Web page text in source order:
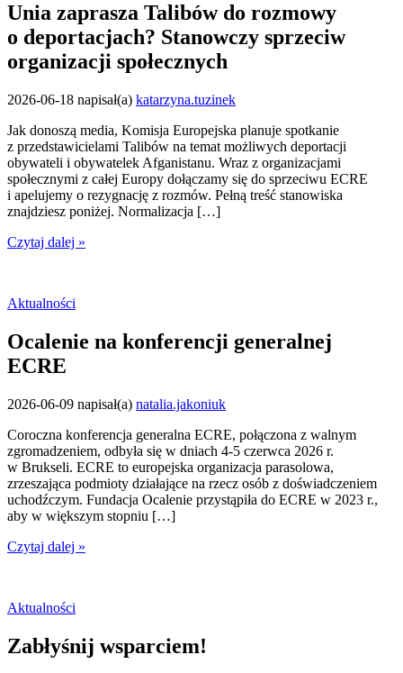
Unia zaprasza Talibów do rozmowy
o deportacjach? Stanowczy sprzeciw
organizacji społecznych
2026-06-18 napisał(a) katarzyna.tuzinek
Jak donoszą media, Komisja Europejska planuje spotkanie
z przedstawicielami Talibów na temat możliwych deportacji
obywateli i obywatelek Afganistanu. Wraz z organizacjami
społecznymi z całej Europy dołączamy się do sprzeciwu ECRE
i apelujemy o rezygnację z rozmów. Pełną treść stanowiska
znajdziesz poniżej. Normalizacja […]
Czytaj dalej »
Aktualności
Ocalenie na konferencji generalnej
ECRE
2026-06-09 napisał(a) natalia.jakoniuk
Coroczna konferencja generalna ECRE, połączona z walnym
zgromadzeniem, odbyła się w dniach 4-5 czerwca 2026 r.
w Brukseli. ECRE to europejska organizacja parasolowa,
zrzeszająca podmioty działające na rzecz osób z doświadczeniem
uchodźczym. Fundacja Ocalenie przystąpiła do ECRE w 2023 r.,
aby w większym stopniu […]
Czytaj dalej »
Aktualności
Zabłyśnij wsparciem!